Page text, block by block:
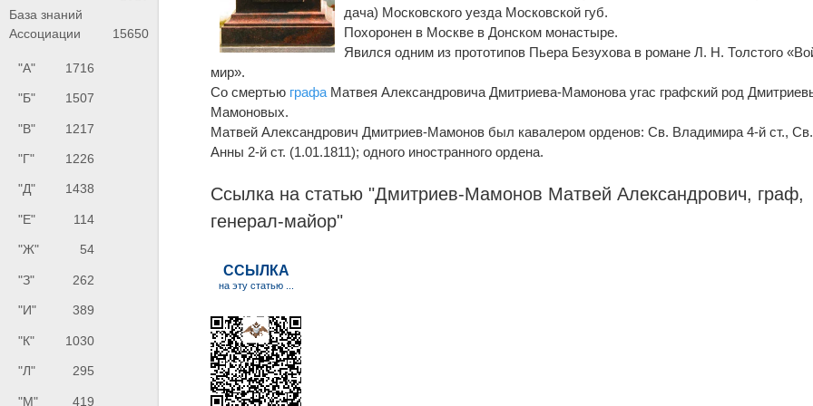
База знаний
Ассоциации
15650
"А" 1716
"Б" 1507
"В" 1217
"Г" 1226
"Д" 1438
"Е" 114
"Ж" 54
"З" 262
"И" 389
"К" 1030
"Л" 295
"М" 419
дача) Московского уезда Московской губ.
Похоронен в Москве в Донском монастыре.
Явился одним из прототипов Пьера Безухова в романе Л. Н. Толстого
мир».
Со смертью графа Матвея Александровича Дмитриева-Мамонова угас графский род
Мамоновых.
Матвей Александрович Дмитриев-Мамонов был кавалером орденов: Св. Владимира 4-й ст., Св.
Анны 2-й ст. (1.01.1811); одного иностранного ордена.
Ссылка на статью "Дмитриев-Мамонов Матвей Александрович, граф,
генерал-майор"